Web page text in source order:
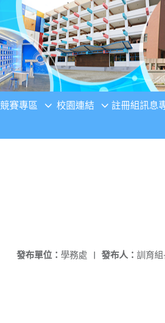
競賽專區 校園連結 註冊組訊息
發布人： 訓育組
發布單位： 學務處 |